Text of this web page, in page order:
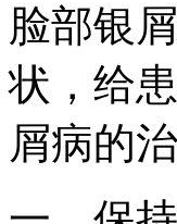
脸部银
状，给
屑病的